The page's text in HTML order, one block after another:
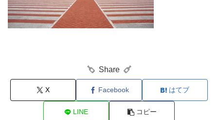
Share
X Facebook はてブ
LINE コピー